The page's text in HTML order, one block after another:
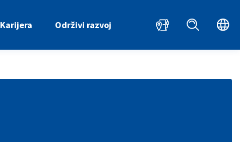
Karijera Održivi razvoj HR EN